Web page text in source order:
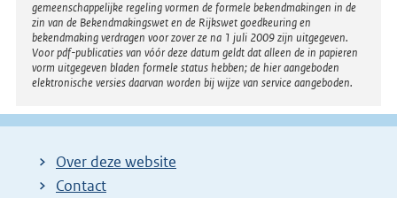
gemeenschappelijke regeling vormen de formele bekendmakingen in de
zin van de Bekendmakingswet en de Rijkswet goedkeuring en
bekendmaking verdragen voor zover ze na 1 juli 2009 zijn uitgegeven.
Voor pdf-publicaties van vóór deze datum geldt dat alleen de in papieren
vorm uitgegeven bladen formele status hebben; de hier aangeboden
elektronische versies daarvan worden bij wijze van service aangeboden.
Over deze website
Contact